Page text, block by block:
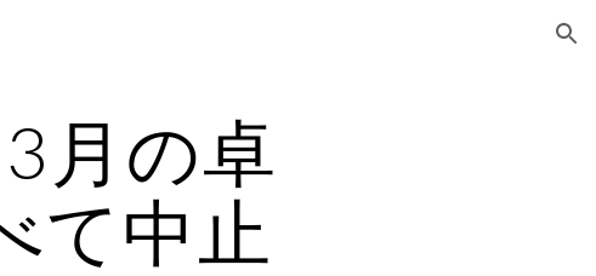
月の卓
て中止